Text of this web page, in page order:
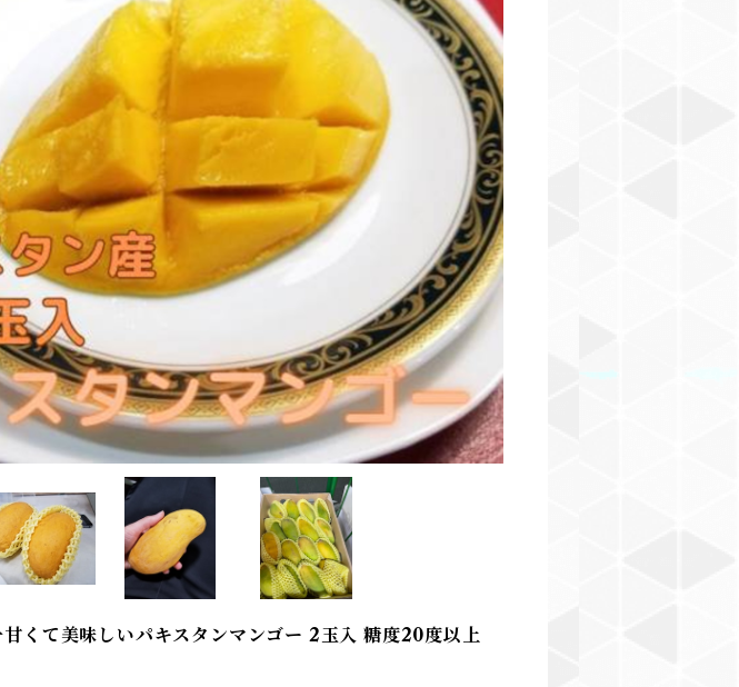
甘くて美味しいパキスタンマンゴー 2玉入 糖度20度以上